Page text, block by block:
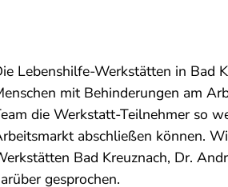
Lebenshilfe-Werkstätten in Bad
mit Behinderungen am
die Werkstatt-Teilnehmer so
abschließen können.
Bad Kreuznach, Dr.
gesprochen.